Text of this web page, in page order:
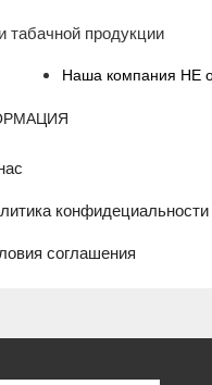
табачной продукции
Наша компания НЕ
конфидециальности
соглашения